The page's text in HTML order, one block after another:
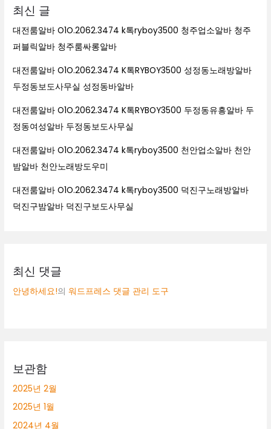
최신 글
대전룸알바 O1O.2062.3474 k톡ryboy3500 청주업소알바 청주
퍼블릭알바 청주룸싸롱알바
대전룸알바 O1O.2062.3474 K톡RYBOY3500 성정동노래방알바
두정동보도사무실 성정동바알바
대전룸알바 O1O.2062.3474 K톡RYBOY3500 두정동유흥알바 두
정동여성알바 두정동보도사무실
대전룸알바 O1O.2062.3474 k톡ryboy3500 천안업소알바 천안
밤알바 천안노래방도우미
대전룸알바 O1O.2062.3474 k톡ryboy3500 덕진구노래방알바
덕진구밤알바 덕진구보도사무실
최신 댓글
안녕하세요!의워드프레스 댓글 관리 도구
보관함
2025년 2월
2025년 1월
2024년 4월